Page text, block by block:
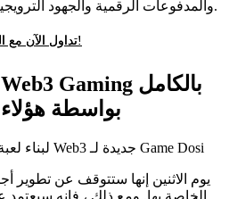
والمساعدة في إنشاء NFT والمدفوعات الرقمية والجهود الترويجية.
تداول الآن مع الفائز في اختبار الوسيط مجانًا!
بواسطة هؤلاء